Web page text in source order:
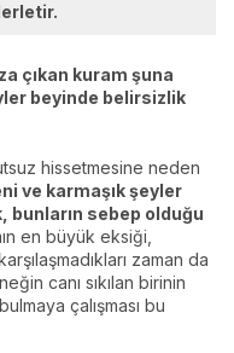
çıkan kuram şuna
beyinde belirsizlik
hissetmesine neden
ve karmaşık şeyler
bunların sebep olduğu
en büyük eksiği,
zaman da
canı sıkılan birinin
çalışması bu